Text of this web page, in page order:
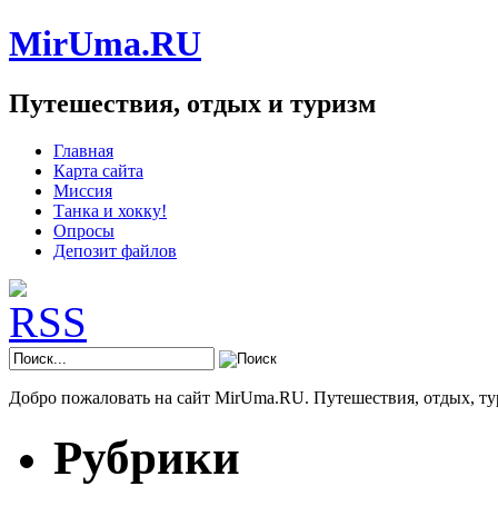
MirUma.RU
Путешествия, отдых и туризм
Главная
Карта сайта
Миссия
Танка и хокку!
Опросы
Депозит файлов
Добро пожаловать на сайт MirUma.RU. Путешествия, отдых,
Рубрики